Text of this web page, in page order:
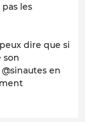
les
dire que si
son
en